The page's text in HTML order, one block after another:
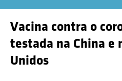
Vacina contra o
testada na China e
Unidos